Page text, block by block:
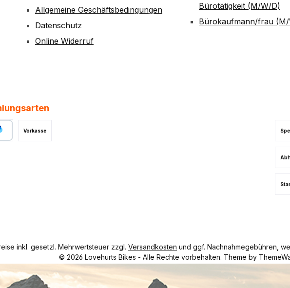
Allgemeine Geschäftsbedingungen
Datenschutz
Online Widerruf
Bürotätigkeit (M/W/D)
Bürokaufmann/frau
Vorkasse
inkl. gesetzl. Mehrwertsteuer zzgl. Versandkosten und ggf. Nachnahmegebühren,
© 2026 Lovehurts Bikes - Alle Rechte vorbehalten. Theme by